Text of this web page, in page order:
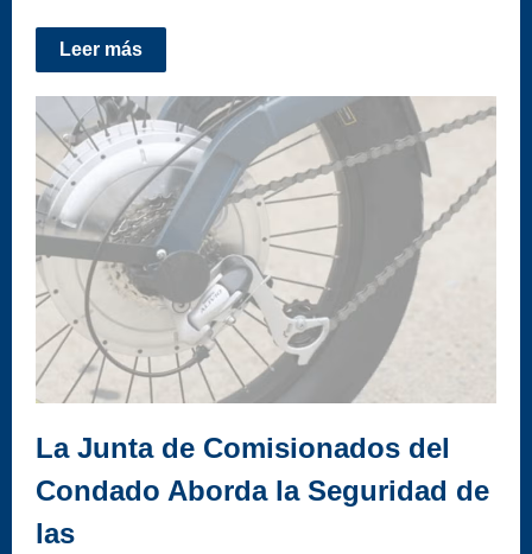
Leer más
La Junta de Comisionados del
Condado Aborda la Seguridad de
las